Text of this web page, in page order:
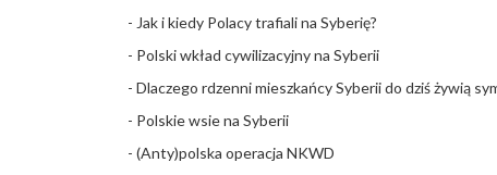
- Jak i kiedy Polacy trafiali na Syberię?
- Polski wkład cywilizacyjny na Syberii
- Dlaczego rdzenni mieszkańcy Syberii do dziś żywią
- Polskie wsie na Syberii
- (Anty)polska operacja NKWD